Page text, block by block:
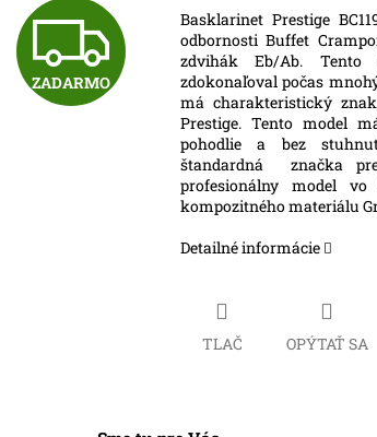
Z
A
ZADARMO
Basklarinet Prestige
odbornosti Buffet
zdvihák Eb/Ab.
zdokonaľoval počas
má charakteristický
Prestige. Tento model
pohodlie a bez
štandardná značka
profesionálny model
kompozitného materiálu
Detailné informácie
TLAČ OPÝTAŤ SA